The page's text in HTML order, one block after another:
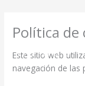
Política de
Este sitio web
navegación de las